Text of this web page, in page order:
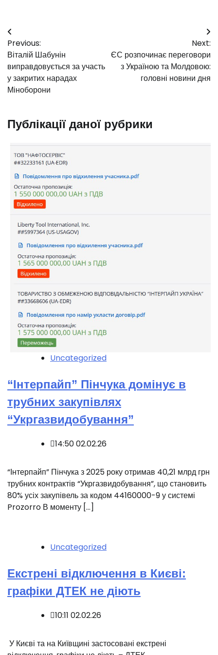
Навігація
записів
Previous:
Віталій Шабунін
виправдовується за участь
у закритих нарадах
Міноборони
Next:
ЄС розпочинає переговори
з Україною та Молдовою:
головні новини дня
Публікації даної рубрики
Uncategorized
“Інтерпайп” Пінчука домінує в
трубних закупівлях
“Укргазвидобування”
14:50 02.02.26
“Інтерпайп” Пінчука з 2025 року отримав 40,21 млрд грн
трубних контрактів “Укргазвидобування”, що становить
80% усіх закупівель за кодом 44160000-9 у системі
Prozorro В моменту […]
Uncategorized
Екстрені відключення в Києві:
графіки ДТЕК не діють
10:11 02.02.26
️ У Києві та на Київщині застосовані екстрені